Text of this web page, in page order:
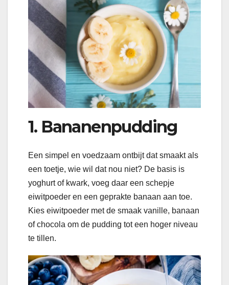
1. Bananenpudding
Een simpel en voedzaam ontbijt dat smaakt als
een toetje, wie wil dat nou niet? De basis is
yoghurt of kwark, voeg daar een schepje
eiwitpoeder en een geprakte banaan aan toe.
Kies eiwitpoeder met de smaak vanille, banaan
of chocola om de pudding tot een hoger niveau
te tillen.